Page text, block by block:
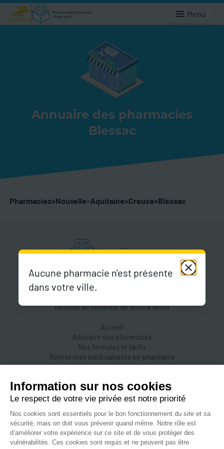
Menu
Annuaire des pharmacies
Blessac
Pharmacies>Nouvelle-Aquitaine>Creuse>Blessac
Du lundi au vendredi de 9h00 à 18h00
Accueil
Annuaire des pharmacies
Nos formules et tarifs
Retirer mes médicaments en pharmacie
Organiser une livraison de médicaments
Accès pharmaciens
Accès aidants
Aide et FAQ
Nous contacter
Accessibilité
Aucune pharmacie n'est présente
dans votre ville.